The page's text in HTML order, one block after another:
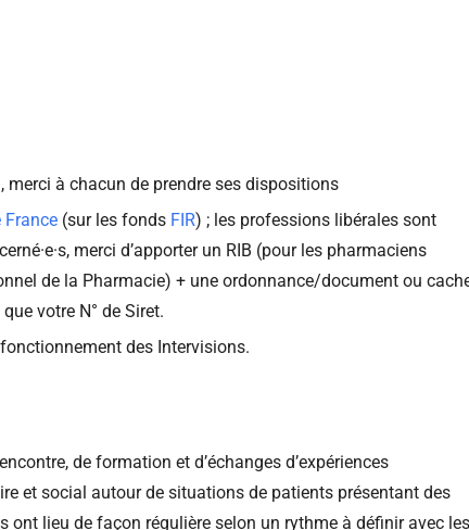
merci à chacun de prendre ses dispositions
France (sur les fonds FIR) ; les professions libérales sont
merci d’apporter un RIB (pour les pharmaciens
de la Pharmacie) + une ordonnance/document ou
votre N° de Siret.
des Intervisions.
de formation et d’échanges d’expériences
et social autour de situations de patients présentant des
lieu de façon régulière selon un rythme à définir avec les